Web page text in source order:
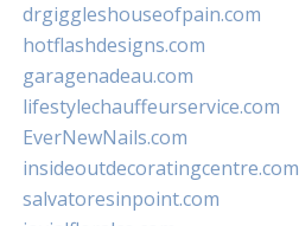
drgiggleshouseofpain.com
hotflashdesigns.com
garagenadeau.com
lifestylechauffeurservice.com
EverNewNails.com
insideoutdecoratingcentre.com
salvatoresinpoint.com